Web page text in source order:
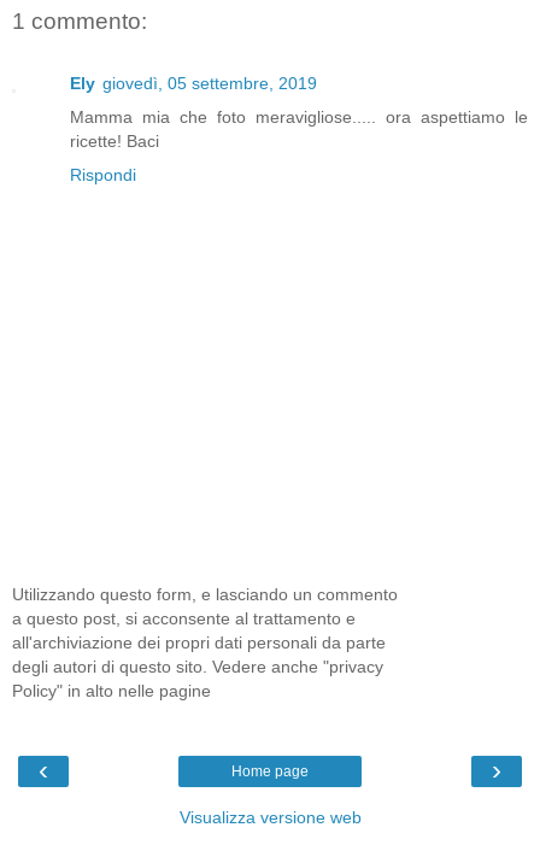
1 commento:
Ely giovedì, 05 settembre, 2019
Mamma mia che foto meravigliose..... ora aspettiamo le
ricette! Baci
Rispondi
Utilizzando questo form, e lasciando un commento
a questo post, si acconsente al trattamento e
all'archiviazione dei propri dati personali da parte
degli autori di questo sito. Vedere anche "privacy
Policy" in alto nelle pagine
‹ ›
Home page
Visualizza versione web